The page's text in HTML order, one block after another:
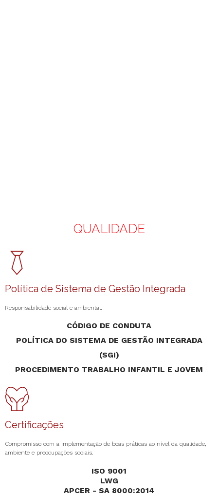
QUALIDADE
Política de Sistema de Gestão Integrada
Responsabilidade social e ambiental.
CÓDIGO DE CONDUTA
POLÍTICA DO SISTEMA DE GESTÃO INTEGRADA
(SGI)
PROCEDIMENTO TRABALHO INFANTIL E JOVEM
Certificações
Compromisso com a implementação de boas práticas ao nível da qualidade,
ambiente e preocupações sociais.
ISO 9001
LWG
APCER - SA 8000:2014